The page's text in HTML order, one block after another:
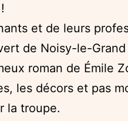
et de leurs
de Noisy-le-
roman de Émile
les décors et pas
la troupe.